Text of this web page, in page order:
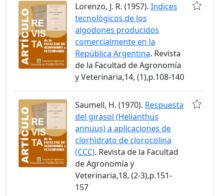
Lorenzo, J. R. (1957). Indices
tecnológicos de los
algodones producidos
comercialmente en la
República Argentina. Revista
de la Facultad de Agronomía
y Veterinaria,14, (1),p.108-140
Saumell, H. (1970). Respuesta
del girasol (Helianthus
annuus) a aplicaciones de
clorhidrato de clorocolina
(CCC). Revista de la Facultad
de Agronomía y
Veterinaria,18, (2-3),p.151-
157